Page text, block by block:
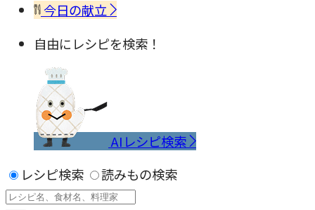
今日の献立
自由にレシピを検索！
AIレシピ検索
レシピ検索
読みもの検索